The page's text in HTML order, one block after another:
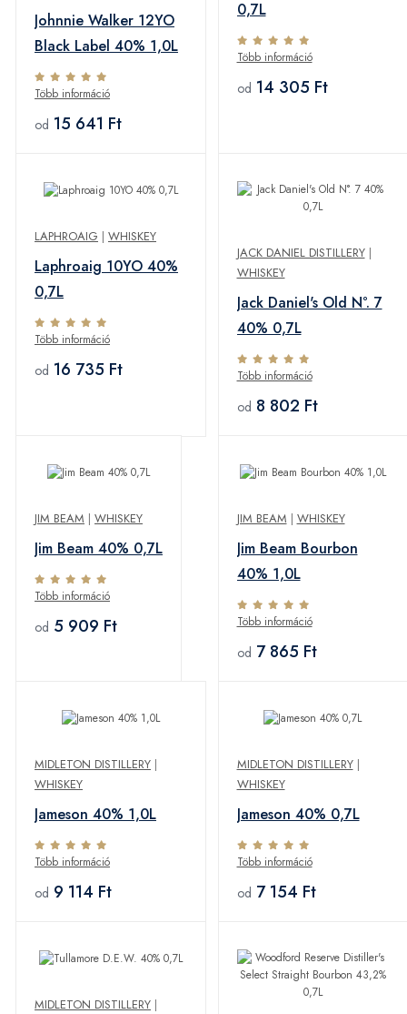
Johnnie Walker 12YO
Black Label 40% 1,0L
Több információ
od 15 641 Ft
0,7L
Több információ
od 14 305 Ft
LAPHROAIG | WHISKEY
Laphroaig 10YO 40%
0,7L
Több információ
od 16 735 Ft
JACK DANIEL DISTILLERY|
WHISKEY
Jack Daniel's Old N°. 7
40% 0,7L
Több információ
od 8 802 Ft
JIM BEAM | WHISKEY
Jim Beam 40% 0,7L
Több információ
od 5 909 Ft
JIM BEAM | WHISKEY
Jim Beam Bourbon
40% 1,0L
Több információ
od 7 865 Ft
MIDLETON DISTILLERY |
WHISKEY
Jameson 40% 1,0L
Több információ
od 9 114 Ft
MIDLETON DISTILLERY|
WHISKEY
Jameson 40% 0,7L
Több információ
od 7 154 Ft
MIDLETON DISTILLERY |